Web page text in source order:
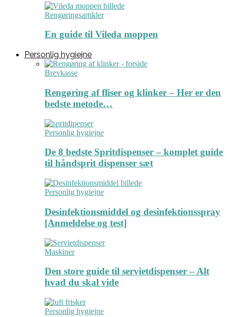
Rengøringsartikler
En guide til Vileda moppen
Personlig hygiejne
Brevkasse
Rengøring af fliser og klinker – Her er den
bedste metode…
Personlig hygiejne
De 8 bedste Spritdispenser – komplet guide
til håndsprit dispenser sæt
Personlig hygiejne
Desinfektionsmiddel og desinfektionsspray
[Anmeldelse og test]
Maskiner
Den store guide til servietdispenser – Alt
hvad du skal vide
Personlig hygiejne